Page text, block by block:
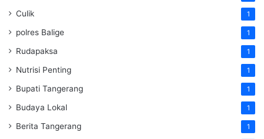
Culik 1
polres Balige 1
Rudapaksa 1
Nutrisi Penting 1
Bupati Tangerang 1
Budaya Lokal 1
Berita Tangerang 1